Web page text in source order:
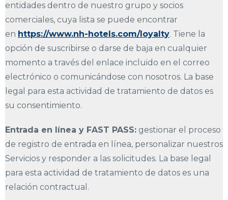
entidades dentro de nuestro grupo y socios
comerciales, cuya lista se puede encontrar
en https://www.nh-hotels.com/loyalty. Tiene la
opción de suscribirse o darse de baja en cualquier
momento a través del enlace incluido en el correo
electrónico o comunicándose con nosotros. La base
legal para esta actividad de tratamiento de datos es
su consentimiento.
Entrada en línea y FAST PASS: gestionar el proceso
de registro de entrada en línea, personalizar nuestros
Servicios y responder a las solicitudes. La base legal
para esta actividad de tratamiento de datos es una
relación contractual.